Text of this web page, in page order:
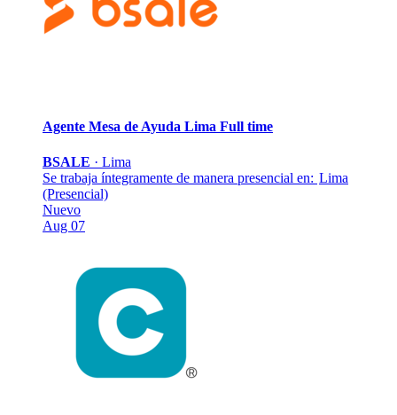
Agente Mesa de Ayuda Lima Full time
BSALE · Lima
Se trabaja íntegramente de manera presencial en: Lima
(Presencial)
Nuevo
Aug 07